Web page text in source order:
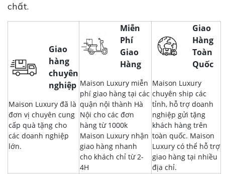
chất.
Giao
hàng
chuyên
nghiệp
Maison Luxury đã là
đơn vị chuyên cung
cấp quà tặng cho
các doanh nghiệp
lớn.
Miễn
Phí
Giao
Hàng
Maison Luxury miễn
phí giao hàng tại các
quận nội thành Hà
Nội cho các đơn
hàng từ 1000k
Maison Luxury nhận
giao hàng nhanh
cho khách chỉ từ 2-
4H
Giao
Hàng
Toàn
Quốc
Maison Luxury
chuyên ship các
tỉnh, hỗ trợ doanh
nghiệp gửi tặng
khách hàng trên
toàn quốc. Maison
Luxury có thể hỗ trợ
giao hàng tại nhiều
địa chỉ.